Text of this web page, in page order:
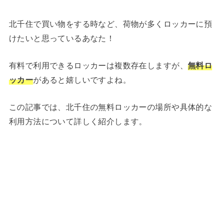
北千住で買い物をする時など、荷物が多くロッカーに預
けたいと思っているあなた！
有料で利用できるロッカーは複数存在しますが、 無料ロ
ッカーがあると嬉しいですよね。
この記事では、北千住の無料ロッカーの場所や具体的な
利用方法について詳しく紹介します。